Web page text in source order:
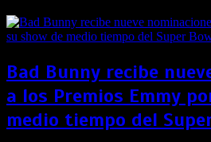
Bad Bunny recibe
a los Premios Emmy
medio tiempo del